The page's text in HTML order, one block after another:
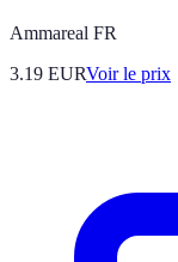
Ammareal FR
3.19 EURVoir le prix